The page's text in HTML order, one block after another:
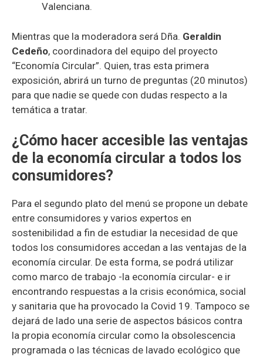
Valenciana.
Mientras que la moderadora será Dña. Geraldin
Cedeño, coordinadora del equipo del proyecto
“Economía Circular”. Quien, tras esta primera
exposición, abrirá un turno de preguntas (20 minutos)
para que nadie se quede con dudas respecto a la
temática a tratar.
¿Cómo hacer accesible las ventajas
de la economía circular a todos los
consumidores?
Para el segundo plato del menú se propone un debate
entre consumidores y varios expertos en
sostenibilidad a fin de estudiar la necesidad de que
todos los consumidores accedan a las ventajas de la
economía circular. De esta forma, se podrá utilizar
como marco de trabajo -la economía circular- e ir
encontrando respuestas a la crisis económica, social
y sanitaria que ha provocado la Covid 19. Tampoco se
dejará de lado una serie de aspectos básicos contra
la propia economía circular como la obsolescencia
programada o las técnicas de lavado ecológico que